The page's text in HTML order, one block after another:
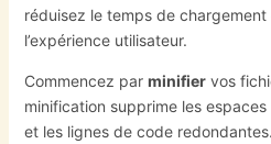
réduisez le temps de
l’expérience utilisateur.
Commencez par minifiervos
minification supprime les
et les lignes de code